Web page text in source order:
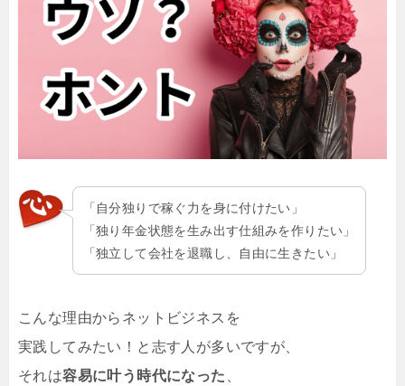
「自分独りで稼ぐ力を身に付けたい」
「独り年金状態を生み出す仕組みを作りたい」
「独立して会社を退職し、自由に生きたい」
こんな理由からネットビジネスを
実践してみたい！と志す人が多いですが、
それは容易に叶う時代になった